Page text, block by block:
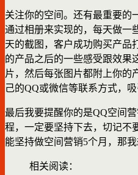
关注你的空间。还有最重要的
通过相册来实现的，每天做一
天的截图，客户成功购买产品
的产品之后的一些感受跟效果
片，然后每张图片都附上你的
己的QQ或微信等联系方式，吸
最后我要提醒你的是QQ空间
程，一定要坚持下去，切记不
能坚持做空间营销5个月，那
相关阅读：